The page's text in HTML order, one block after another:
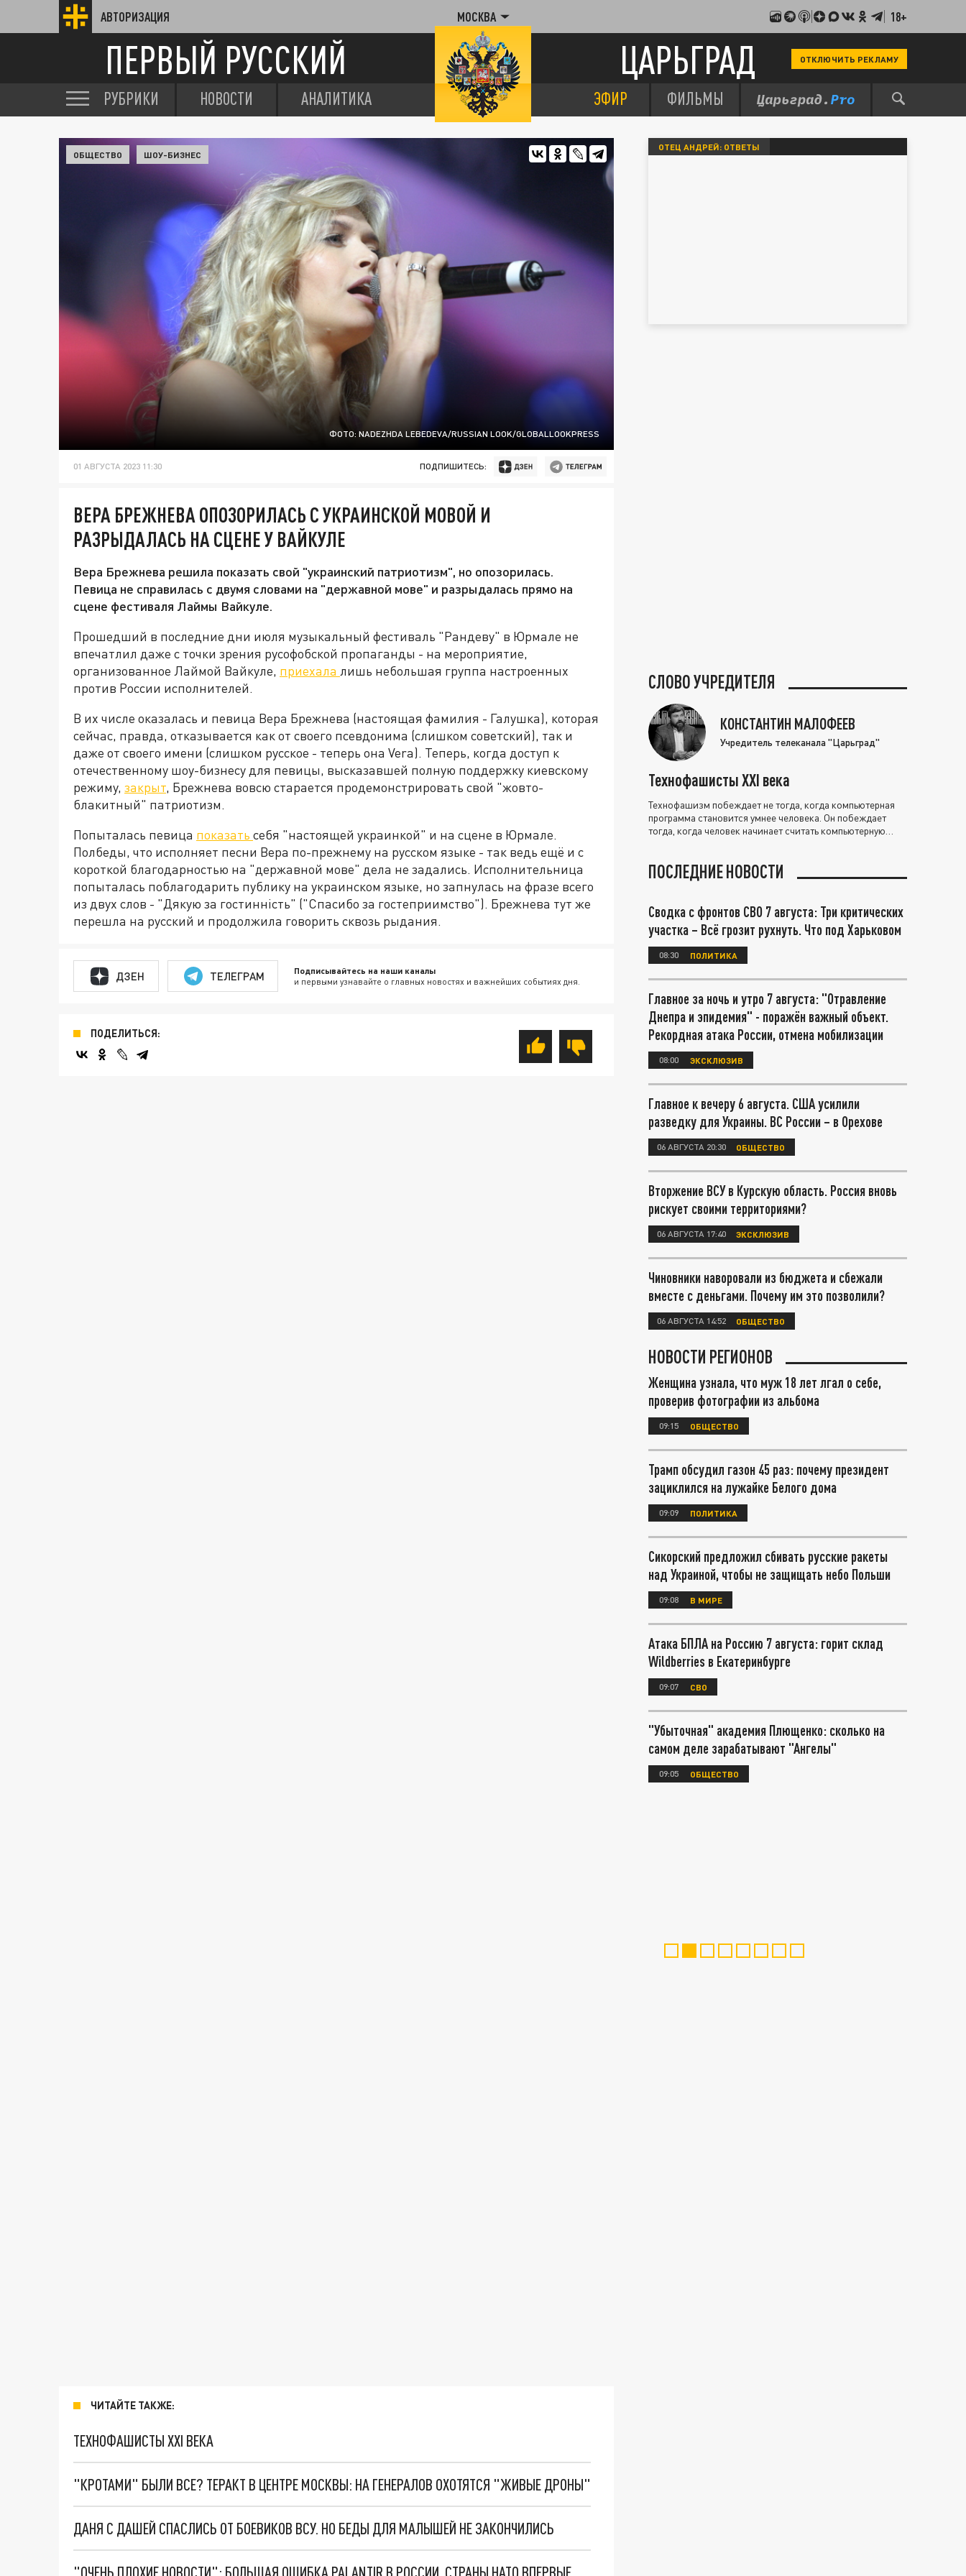
АВТОРИЗАЦИЯ МОСКВА 18+
ПЕРВЫЙ РУССКИЙ ЦАРЬГРАД ОТКЛЮЧИТЬ РЕКЛАМУ
РУБРИКИ НОВОСТИ АНАЛИТИКА ЭФИР ФИЛЬМЫ
ФОТО: NADEZHDA LEBEDEVA/RUSSIAN LOOK/GLOBALLOOKPRESS
ОБЩЕСТВО ШОУ-БИЗНЕС
01 АВГУСТА 2023 11:30 ПОДПИШИТЕСЬ:
ВЕРА БРЕЖНЕВА ОПОЗОРИЛАСЬ С УКРАИНСКОЙ МОВОЙ И
РАЗРЫДАЛАСЬ НА СЦЕНЕ У ВАЙКУЛЕ
Вера Брежнева решила показать свой "украинский патриотизм", но опозорилась.
Певица не справилась с двумя словами на "державной мове" и разрыдалась прямо на
сцене фестиваля Лаймы Вайкуле.
Прошедший в последние дни июля музыкальный фестиваль "Рандеву" в Юрмале не
впечатлил даже с точки зрения русофобской пропаганды - на мероприятие,
организованное Лаймой Вайкуле, приехала лишь небольшая группа настроенных
против России исполнителей.
В их числе оказалась и певица Вера Брежнева (настоящая фамилия - Галушка), которая
сейчас, правда, отказывается как от своего псевдонима (слишком советский), так и
даже от своего имени (слишком русское - теперь она Vera). Теперь, когда доступ к
отечественному шоу-бизнесу для певицы, высказавшей полную поддержку киевскому
режиму, закрыт, Брежнева вовсю старается продемонстрировать свой "жовто-
блакитный" патриотизм.
Попыталась певица показать себя "настоящей украинкой" и на сцене в Юрмале.
Полбеды, что исполняет песни Вера по-прежнему на русском языке - так ведь ещё и с
короткой благодарностью на "державной мове" дела не задались. Исполнительница
попыталась поблагодарить публику на украинском языке, но запнулась на фразе всего
из двух слов - "Дякую за гостинність" ("Спасибо за гостеприимство"). Брежнева тут же
перешла на русский и продолжила говорить сквозь рыдания.
ДЗЕН ТЕЛЕГРАМ Подписывайтесь на наши каналы
и первыми узнавайте о главных новостях и важнейших событиях дня.
ПОДЕЛИТЬСЯ:
ЧИТАЙТЕ ТАКЖЕ:
ТЕХНОФАШИСТЫ XXI ВЕКА
"КРОТАМИ" БЫЛИ ВСЕ? ТЕРАКТ В ЦЕНТРЕ МОСКВЫ: НА ГЕНЕРАЛОВ ОХОТЯТСЯ "ЖИВЫЕ ДРОНЫ"
ДАНЯ С ДАШЕЙ СПАСЛИСЬ ОТ БОЕВИКОВ ВСУ. НО БЕДЫ ДЛЯ МАЛЫШЕЙ НЕ ЗАКОНЧИЛИСЬ
ОТЕЦ АНДРЕЙ: ОТВЕТЫ
СЛОВО УЧРЕДИТЕЛЯ
КОНСТАНТИН МАЛОФЕЕВ
Учредитель телеканала "Царьград"
Технофашисты XXI века
Технофашизм побеждает не тогда, когда компьютерная
программа становится умнее человека. Он побеждает
тогда, когда человек начинает считать компьютерную
ПОСЛЕДНИЕ НОВОСТИ
Сводка с фронтов СВО 7 августа: Три критических
участка – Всё грозит рухнуть. Что под Харьковом
08:30 ПОЛИТИКА
Главное за ночь и утро 7 августа: "Отравление
Днепра и эпидемия" - поражён важный объект.
Рекордная атака России, отмена мобилизации
08:00 ЭКСКЛЮЗИВ
Главное к вечеру 6 августа. США усилили
разведку для Украины. ВС России – в Орехове
06 АВГУСТА 20:30 ОБЩЕСТВО
Вторжение ВСУ в Курскую область. Россия вновь
рискует своими территориями?
06 АВГУСТА 17:40 ЭКСКЛЮЗИВ
Чиновники наворовали из бюджета и сбежали
вместе с деньгами. Почему им это позволили?
06 АВГУСТА 14:52 ОБЩЕСТВО
НОВОСТИ РЕГИОНОВ
Женщина узнала, что муж 18 лет лгал о себе,
проверив фотографии из альбома
09:15 ОБЩЕСТВО
Трамп обсудил газон 45 раз: почему президент
зациклился на лужайке Белого дома
09:09 ПОЛИТИКА
Сикорский предложил сбивать русские ракеты
над Украиной, чтобы не защищать небо Польши
09:08 В МИРЕ
Атака БПЛА на Россию 7 августа: горит склад
Wildberries в Екатеринбурге
09:07 СВО
"Убыточная" академия Плющенко: сколько на
самом деле зарабатывают "Ангелы"
09:05 ОБЩЕСТВО